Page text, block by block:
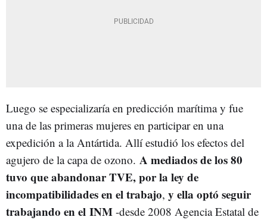
Luego se especializaría en predicción marítima y fue
una de las primeras mujeres en participar en una
expedición a la Antártida. Allí estudió los efectos del
agujero de la capa de ozono. A mediados de los 80
tuvo que abandonar TVE, por la ley de
incompatibilidades en el trabajo, y ella optó seguir
trabajando en el INM -desde 2008 Agencia Estatal de